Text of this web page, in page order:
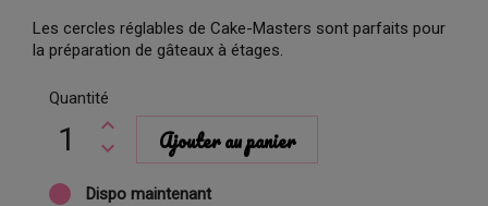
Les cercles réglables de Cake-Masters sont parfaits pour
la préparation de gâteaux à étages.
Quantité
Ajouter au panier
Dispo maintenant